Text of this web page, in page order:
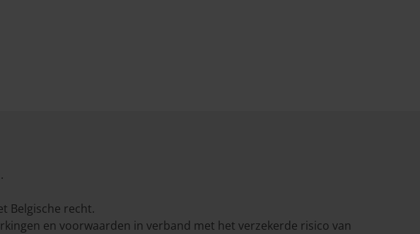
Belgische recht.
en voorwaarden in verband met het verzekerde risico van